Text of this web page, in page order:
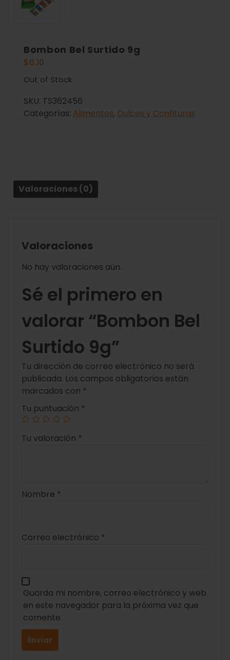
Bombon Bel Surtido 9g
$0.10
Out of Stock.
SKU: TS362456
Categorías: Alimentos, Dulces y Confituras
Valoraciones (0)
Valoraciones
No hay valoraciones aún.
Sé el primero en
valorar “Bombon Bel
Surtido 9g”
Tu dirección de correo electrónico no será
publicada. Los campos obligatorios están
marcados con *
Tu puntuación *
Tu valoración *
Nombre *
Correo electrónico *
Guarda mi nombre, correo electrónico y web
en este navegador para la próxima vez que
comente.